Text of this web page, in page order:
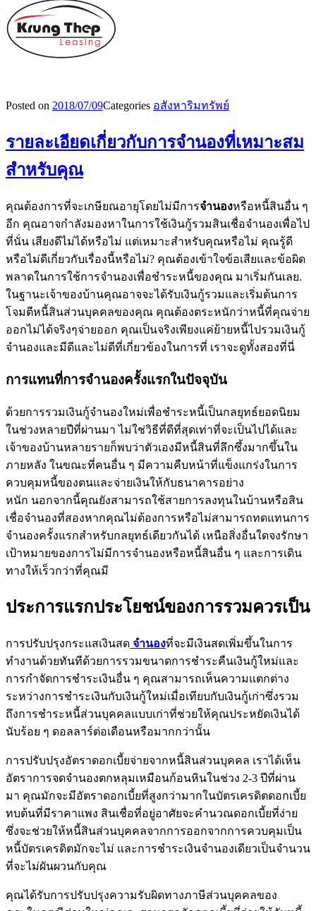
Posted on 2018/07/09Categories อสังหาริมทรัพย์
รายละเอียดเกี่ยวกับการจำนองที่เหมาะสม
สำหรับคุณ
คุณต้องการที่จะเกษียณอายุโดยไม่มีการจำนองหรือหนี้สินอื่น ๆ
อีก คุณอาจกำลังมองหาในการใช้เงินกู้รวมสินเชื่อจำนองเพื่อไป
ที่นั่น เสียงดีไม่ได้หรือไม่ แต่เหมาะสำหรับคุณหรือไม่ คุณรู้ดี
หรือไม่ดีเกี่ยวกับเรื่องนี้หรือไม่? คุณต้องเข้าใจข้อเสียและข้อผิด
พลาดในการใช้การจำนองเพื่อชำระหนี้ของคุณ มาเริ่มกันเลย.
ในฐานะเจ้าของบ้านคุณอาจจะได้รับเงินกู้รวมและเริ่มต้นการ
โจมตีหนี้สินส่วนบุคคลของคุณ คุณต้องตระหนักว่าหนี้ที่คุณจ่าย
ออกไม่ได้จริงๆจ่ายออก คุณเป็นจริงเพียงแค่ย้ายหนี้ไปรวมเงินกู้
จำนองและมีดีและไม่ดีที่เกี่ยวข้องในการที่ เราจะดูทั้งสองที่นี่
การแทนที่การจำนองครั้งแรกในปัจจุบัน
ด้วยการรวมเงินกู้จำนองใหม่เพื่อชำระหนี้เป็นกลยุทธ์ยอดนิยม
ในช่วงหลายปีที่ผ่านมา ไม่ใช่วิธีที่ดีที่สุดเท่าที่จะเป็นไปได้และ
เจ้าของบ้านหลายรายก็พบว่าตัวเองมีหนี้สินที่ลึกซึ้งมากขึ้นใน
ภายหลัง ในขณะที่คนอื่น ๆ มีความคืบหน้าที่แข็งแกร่งในการ
ควบคุมหนี้ของตนและจ่ายเงินให้กับธนาคารอย่าง
หนัก นอกจากนี้คุณยังสามารถใช้สายการลงทุนในบ้านหรือสิน
เชื่อจำนองที่สองหากคุณไม่ต้องการหรือไม่สามารถทดแทนการ
จำนองครั้งแรกสำหรับกลยุทธ์เดียวกันได้ เหนือสิ่งอื่นใดจงรักษา
เป้าหมายของการไม่มีการจำนองหรือหนี้สินอื่น ๆ และการเดิน
ทางให้เร็วกว่าที่คุณมี
ประการแรกประโยชน์ของการรวมควรเป็น
การปรับปรุงกระแสเงินสด จำนองที่จะมีเงินสดเพิ่มขึ้นในการ
ทำงานด้วยทันทีด้วยการรวมขนาดการชำระคืนเงินกู้ใหม่และ
การกำจัดการชำระเงินอื่น ๆ คุณสามารถเห็นความแตกต่าง
ระหว่างการชำระเงินกับเงินกู้ใหม่เมื่อเทียบกับเงินกู้เก่าซึ่งรวม
ถึงการชำระหนี้ส่วนบุคคลแบบเก่าที่ช่วยให้คุณประหยัดเงินได้
นับร้อย ๆ ดอลลาร์ต่อเดือนหรือมากกว่านั้น
การปรับปรุงอัตราดอกเบี้ยจ่ายจากหนี้สินส่วนบุคคล เราได้เห็น
อัตราการจดจำนองตกหลุมเหมือนก้อนหินในช่วง 2-3 ปีที่ผ่าน
มา คุณมักจะมีอัตราดอกเบี้ยที่สูงกว่ามากในบัตรเครดิตดอกเบี้ย
ทบต้นที่มีราคาแพง สินเชื่อที่อยู่อาศัยจะคำนวณดอกเบี้ยที่ง่าย
ซึ่งจะช่วยให้หนี้สินส่วนบุคคลจากการออกจากการควบคุมเป็น
หนี้บัตรเครดิตมักจะไม่ และการชำระเงินจำนองเดียวเป็นจำนวน
ที่จะไม่ผันผวนกับคุณ
คุณได้รับการปรับปรุงความรับผิดทางภาษีส่วนบุคคลของ